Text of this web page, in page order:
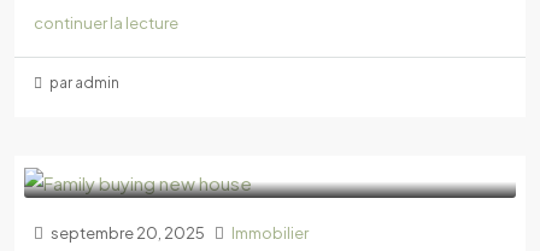
continuer la lecture
par admin
septembre 20, 2025 Immobilier